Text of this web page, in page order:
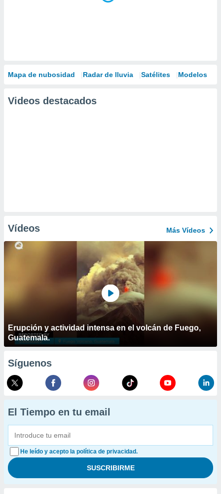
Mapa de nubosidad Radar de lluvia Satélites Modelos
Videos destacados
Vídeos Más Vídeos
Erupción y actividad intensa en el volcán de Fuego,
Guatemala.
Síguenos
El Tiempo en tu email
He leído y acepto la política de privacidad.